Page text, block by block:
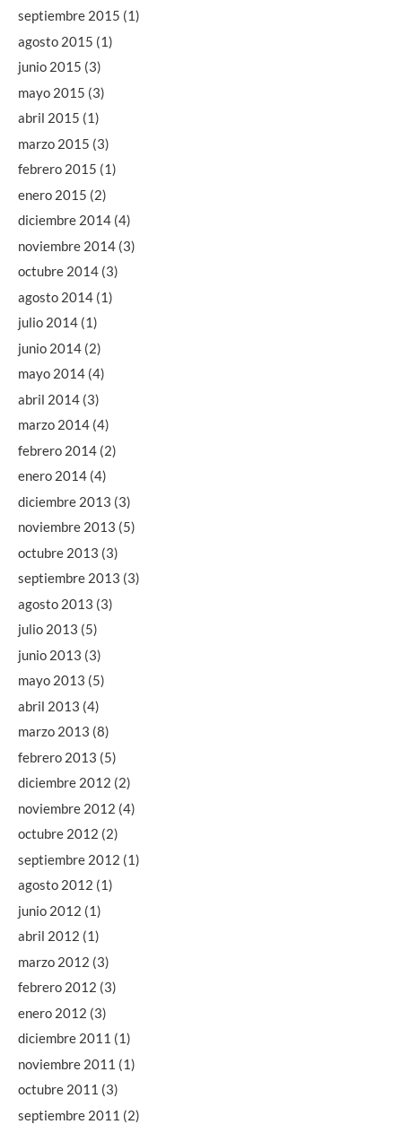
septiembre 2015 (1)
agosto 2015 (1)
junio 2015 (3)
mayo 2015 (3)
abril 2015 (1)
marzo 2015 (3)
febrero 2015 (1)
enero 2015 (2)
diciembre 2014 (4)
noviembre 2014 (3)
octubre 2014 (3)
agosto 2014 (1)
julio 2014 (1)
junio 2014 (2)
mayo 2014 (4)
abril 2014 (3)
marzo 2014 (4)
febrero 2014 (2)
enero 2014 (4)
diciembre 2013 (3)
noviembre 2013 (5)
octubre 2013 (3)
septiembre 2013 (3)
agosto 2013 (3)
julio 2013 (5)
junio 2013 (3)
mayo 2013 (5)
abril 2013 (4)
marzo 2013 (8)
febrero 2013 (5)
diciembre 2012 (2)
noviembre 2012 (4)
octubre 2012 (2)
septiembre 2012 (1)
agosto 2012 (1)
junio 2012 (1)
abril 2012 (1)
marzo 2012 (3)
febrero 2012 (3)
enero 2012 (3)
diciembre 2011 (1)
noviembre 2011 (1)
octubre 2011 (3)
septiembre 2011 (2)